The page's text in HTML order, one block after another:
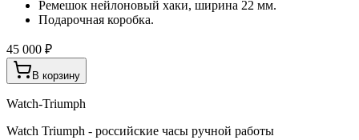
Ремешок нейлоновый хаки, ширина 22 мм.
Подарочная коробка.
45 000 ₽
В корзину
Watch-Triumph
Watch Triumph - российские часы ручной работы